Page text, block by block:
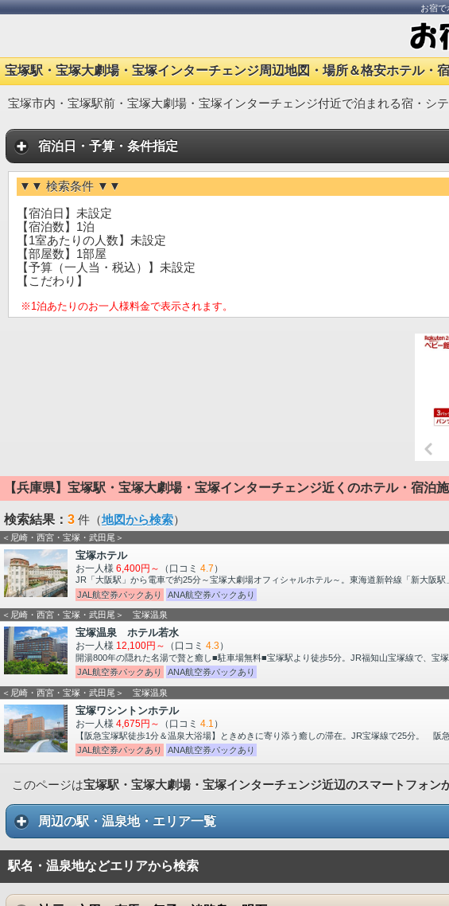
お宿
宝塚駅・宝塚大劇場・宝塚インターチェンジ周辺地図・場所＆格安ホテル・
宝塚市内・宝塚駅前・宝塚大劇場・宝塚インターチェンジ付近で泊まれる宿・
宿泊日・予算・条件指定
▼▼ 検索条件 ▼▼
【宿泊日】未設定
【宿泊数】1泊
【1室あたりの人数】未設定
【部屋数】1部屋
【予算（一人当・税込）】未設定
【こだわり】
※1泊あたりのお一人様料金で表示されます。
【兵庫県】宝塚駅・宝塚大劇場・宝塚インターチェンジ近くのホテル・宿泊
検索結果： 3 件（地図から検索）
＜尼崎・西宮・宝塚・武田尾＞
宝塚ホテル
お一人様 6,400円～ （口コミ 4.7 ）
JR「大阪駅」から電車で約25分～宝塚大劇場オフィシャルホテル～。東海道新幹線「新大阪
JAL航空券パックあり
ANA航空券パックあり
＜尼崎・西宮・宝塚・武田尾＞ 宝塚温泉
宝塚温泉 ホテル若水
お一人様 12,100円～ （口コミ 4.3）
開湯800年の隠れた名湯で贅と癒し■駐車場無料■宝塚駅より徒歩5分。JR福知山宝塚線で、宝
JAL航空券パックあり
ANA航空券パックあり
＜尼崎・西宮・宝塚・武田尾＞ 宝塚温泉
宝塚ワシントンホテル
お一人様 4,675円～ （口コミ 4.1 ）
【阪急宝塚駅徒歩1分＆温泉大浴場】ときめきに寄り添う癒しの滞在。JR宝塚線で25分。 阪
JAL航空券パックあり
ANA航空券パックあり
このページは宝塚駅・宝塚大劇場・宝塚インターチェンジ近辺のスマートフォン
周辺の駅・温泉地・エリア一覧
駅名・温泉地などエリアから検索